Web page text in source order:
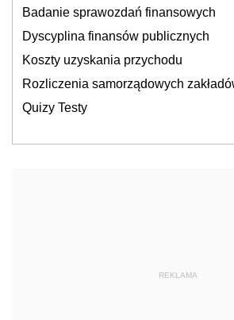
Badanie sprawozdań finansowych
Dyscyplina finansów publicznych
Koszty uzyskania przychodu
Rozliczenia samorządowych
Quizy Testy
REKLAMA